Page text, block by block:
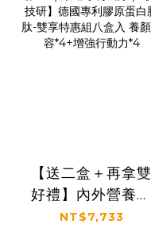
【送二盒＋再拿雙
好禮】內外營養補
給雙享購｜養顏X行
NT$7,733